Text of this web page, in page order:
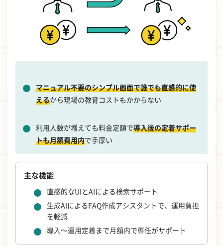
マニュアル不要のシンプル画面で誰でも直感的に使
えるから現場の教育コストもかからない
利用人数が増えても料金定額で導入後の定着サポー
トも月額費用内で手厚い
主な機能
直感的なUIとAIによる検索サポート
生成AIによるFAQ作成アシスタントで、運用負担
を軽減
導入～運用定着まで月額内で専任がサポート